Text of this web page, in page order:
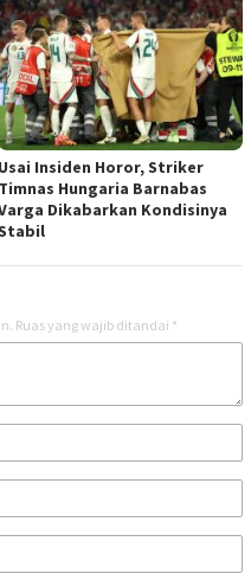
Usai Insiden Horor, Striker
Timnas Hungaria Barnabas
Dikabarkan Kondisinya
Ruas yang wajib ditandai *